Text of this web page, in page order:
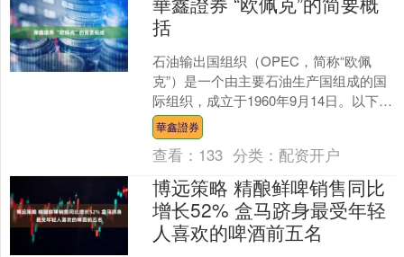
括
石油输出国组织（OPEC，简称“欧佩
克”）是一个由主要石油生产国组成的国
际组织，成立于1960年9月14日。以下是
对OPEC的详细介绍： 图片 成立背景
OPEC....
華鑫證券
查看： 133 分类： 配资开户
博远策略 精酿鲜啤销售同比
增长52% 盒马跻身最受年轻
人喜欢的啤酒前五名